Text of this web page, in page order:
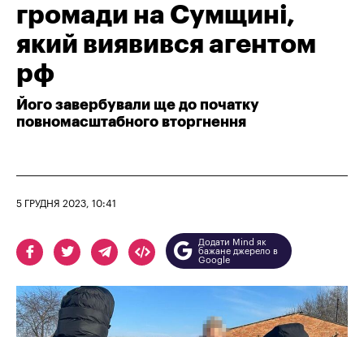
громади на Сумщині,
який виявився агентом
рф
Його завербували ще до початку
повномасштабного вторгнення
5 ГРУДНЯ 2023, 10:41
Додати Mind як
бажане джерело в
Google